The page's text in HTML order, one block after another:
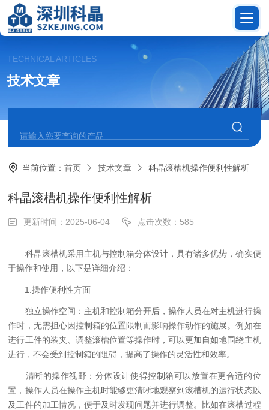
TECHNICAL ARTICLES
技术文章
当前位置：首页 技术文章 科晶滚槽机操作便利性解析
科晶滚槽机操作便利性解析
更新时间：2025-06-04 点击次数：585
科晶滚槽机采用主机与控制箱分体设计，具有诸多优势，确实便
于操作和使用，以下是详细介绍：
1.操作便利性方面
独立操作空间：主机和控制箱分开后，操作人员在对主机进行操
作时，无需担心因控制箱的位置限制而影响操作动作的施展。例如在
进行工件的装夹、调整滚槽位置等操作时，可以更加自如地围绕主机
进行，不会受到控制箱的阻碍，提高了操作的灵活性和效率。
清晰的操作视野：分体设计使得控制箱可以放置在更合适的位
置，操作人员在操作主机时能够更清晰地观察到滚槽机的运行状态以
及工件的加工情况，便于及时发现问题并进行调整。比如在滚槽过程